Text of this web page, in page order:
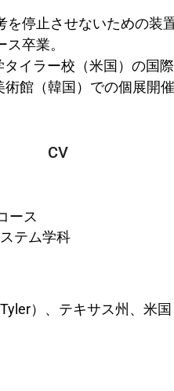
停止させないための装
卒業。
イラー校（米国）の国
館（韓国）での個展開
CV
ース
テム学科
）、テキサス州、米